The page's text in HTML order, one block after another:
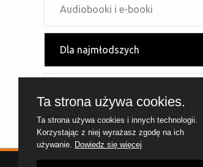
Audiobooki i e-booki
Dla najmłodszych
Dla dzieci szkolnych
Ta strona używa cookies.
Ta strona używa cookies i innych technologii.
Korzystając z niej wyrażasz zgodę na ich
używanie. Dowiedz się więcej